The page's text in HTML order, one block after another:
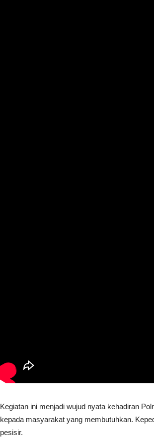
Kegiatan ini menjadi wujud nyata kehadiran
kepada masyarakat yang membutuhkan.
pesisir.